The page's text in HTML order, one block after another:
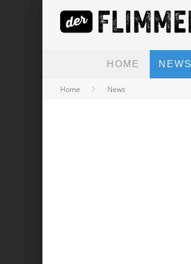
HOME NEWS
Home News